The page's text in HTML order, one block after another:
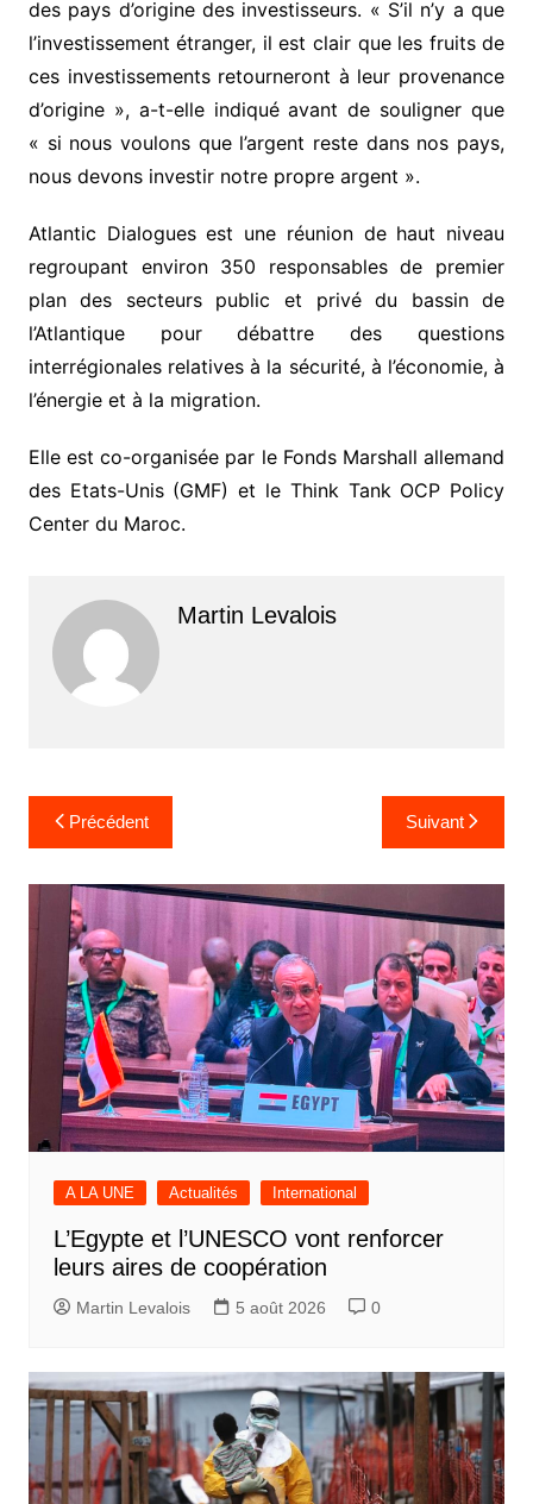
des pays d’origine des investisseurs. « S’il n’y a que
l’investissement étranger, il est clair que les fruits de
ces investissements retourneront à leur provenance
d’origine », a-t-elle indiqué avant de souligner que
« si nous voulons que l’argent reste dans nos pays,
nous devons investir notre propre argent ».
Atlantic Dialogues est une réunion de haut niveau
regroupant environ 350 responsables de premier
plan des secteurs public et privé du bassin de
l’Atlantique pour débattre des questions
interrégionales relatives à la sécurité, à l’économie, à
l’énergie et à la migration.
Elle est co-organisée par le Fonds Marshall allemand
des Etats-Unis (GMF) et le Think Tank OCP Policy
Center du Maroc.
Martin Levalois
Navigation
de
l’article
Précédent Suivant
A LA UNE Actualités International
L’Egypte et l’UNESCO vont renforcer
leurs aires de coopération
Martin Levalois 5 août 2026 0